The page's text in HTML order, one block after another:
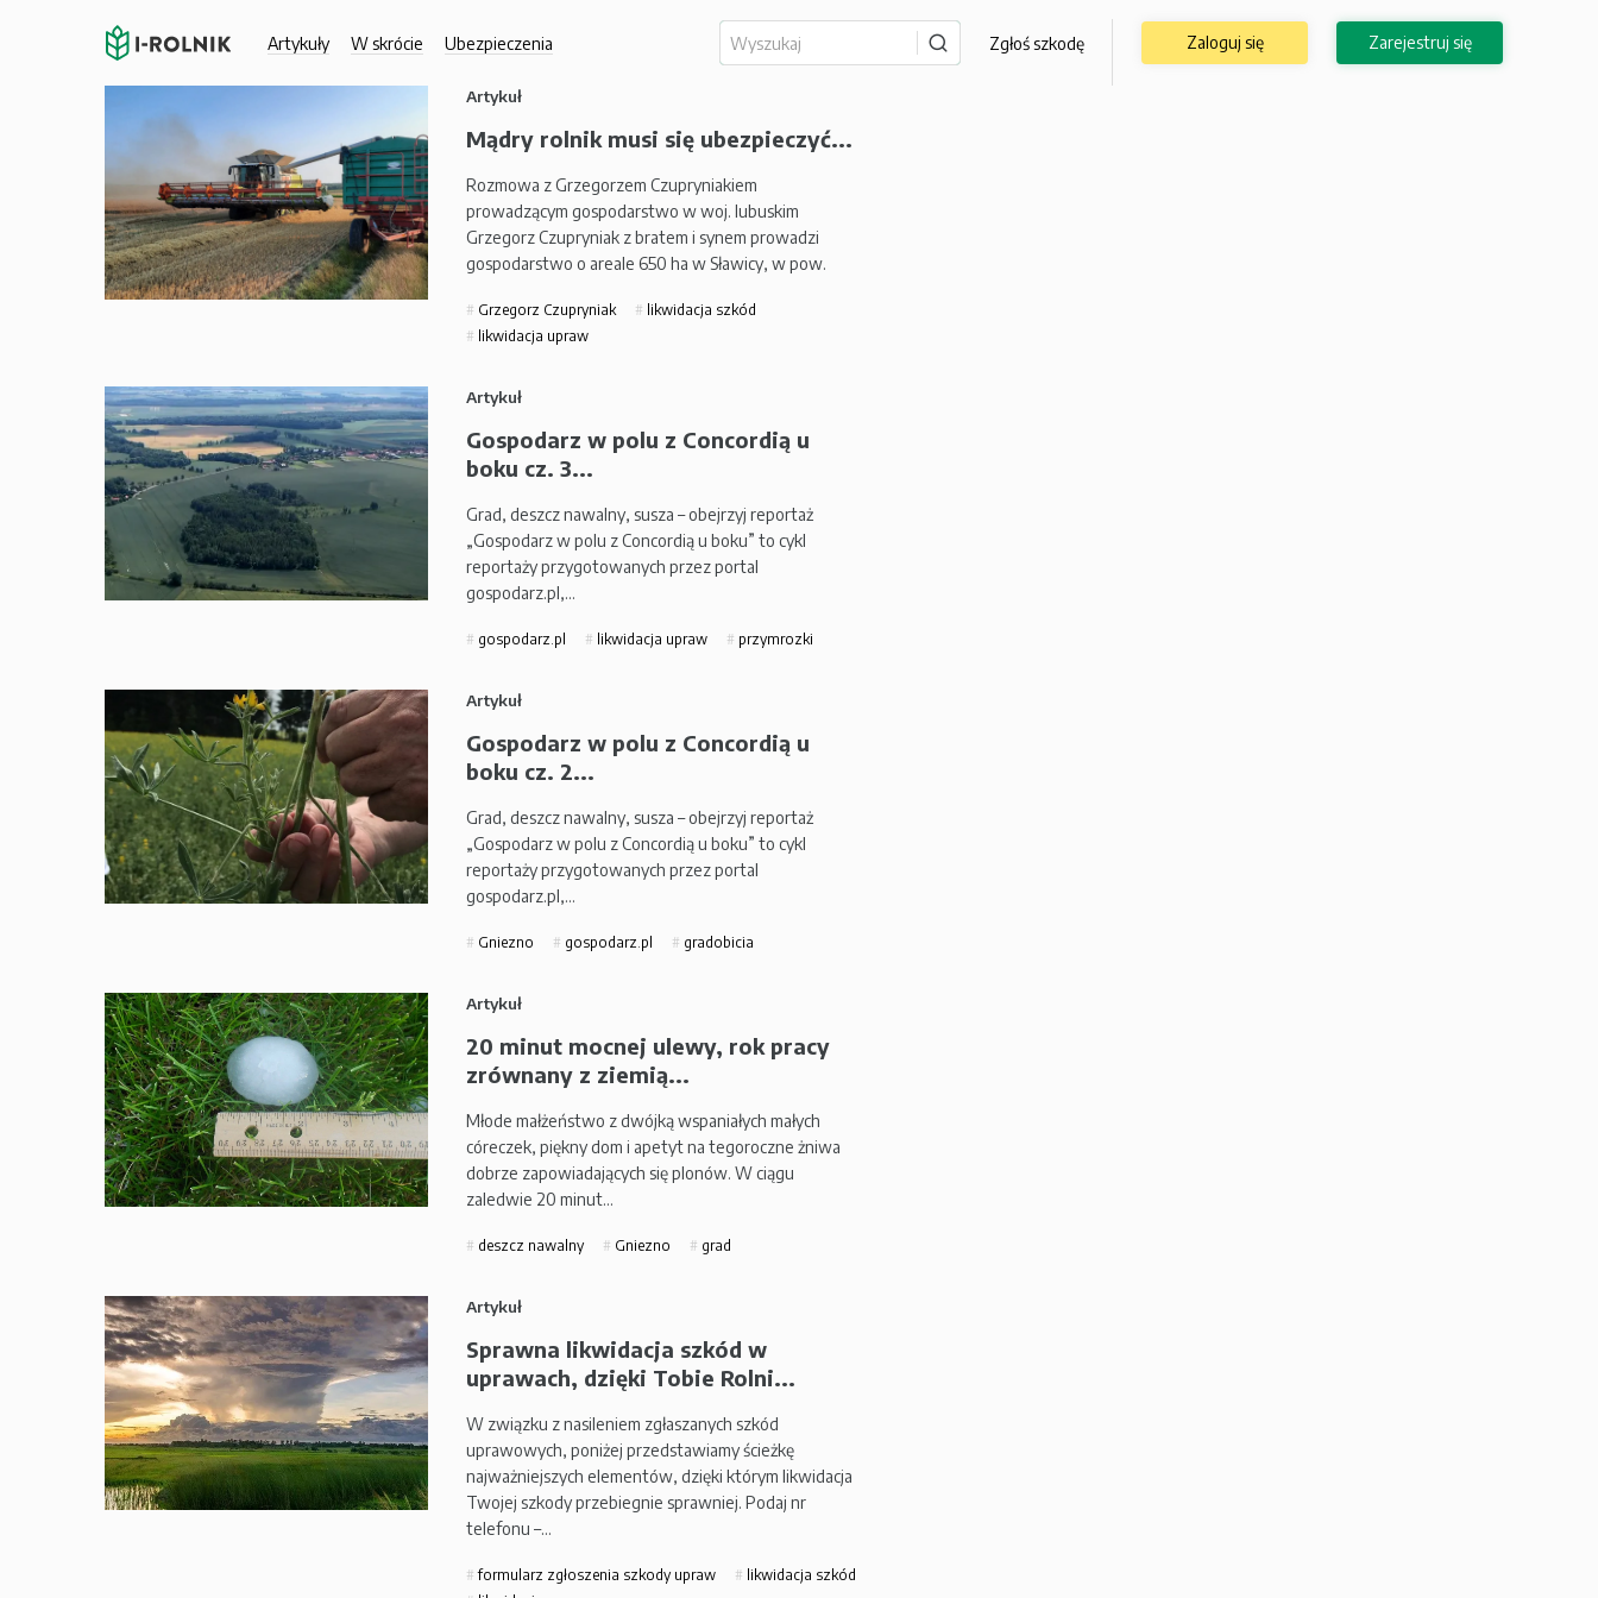
Artykuły W skrócie Ubezpieczenia Zgłoś szkodę Zaloguj się Zarejestruj się
Artykuł
Mądry rolnik musi się ubezpieczyć...
Rozmowa z Grzegorzem Czupryniakiem
prowadzącym gospodarstwo w woj. lubuskim
Grzegorz Czupryniak z bratem i synem prowadzi
gospodarstwo o areale 650 ha w Sławicy, w pow.
Grzegorz Czupryniak
likwidacja szkód
likwidacja upraw
Artykuł
Gospodarz w polu z Concordią u
boku cz. 3...
Grad, deszcz nawalny, susza – obejrzyj reportaż
„Gospodarz w polu z Concordią u boku” to cykl
reportaży przygotowanych przez portal
gospodarz.pl,…
gospodarz.pl likwidacja upraw przymrozki
Artykuł
Gospodarz w polu z Concordią u
boku cz. 2...
Grad, deszcz nawalny, susza – obejrzyj reportaż
„Gospodarz w polu z Concordią u boku” to cykl
reportaży przygotowanych przez portal
gospodarz.pl,…
Gniezno gospodarz.pl gradobicia
Artykuł
20 minut mocnej ulewy, rok pracy
zrównany z ziemią...
Młode małżeństwo z dwójką wspaniałych małych
córeczek, piękny dom i apetyt na tegoroczne żniwa
dobrze zapowiadających się plonów. W ciągu
zaledwie 20 minut…
deszcz nawalny Gniezno grad
Artykuł
Sprawna likwidacja szkód w
uprawach, dzięki Tobie Rolni...
W związku z nasileniem zgłaszanych szkód
uprawowych, poniżej przedstawiamy ścieżkę
najważniejszych elementów, dzięki którym likwidacja
Twojej szkody przebiegnie sprawniej. Podaj nr
telefonu –…
formularz zgłoszenia szkody upraw
likwidacja szkód